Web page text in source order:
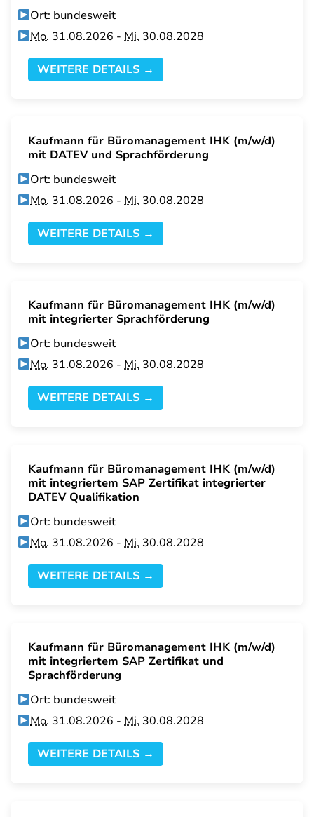
Ort: bundesweit
Mo. 31.08.2026 -Mi. 30.08.2028
WEITERE DETAILS →
Kaufmann für Büromanagement IHK (m/w/d)
mit DATEV und Sprachförderung
Ort: bundesweit
Mo. 31.08.2026 -Mi. 30.08.2028
WEITERE DETAILS →
Kaufmann für Büromanagement IHK (m/w/d)
mit integrierter Sprachförderung
Ort: bundesweit
Mo. 31.08.2026 -Mi. 30.08.2028
WEITERE DETAILS →
Kaufmann für Büromanagement IHK (m/w/d)
mit integriertem SAP Zertifikat integrierter
DATEV Qualifikation
Ort: bundesweit
Mo. 31.08.2026 -Mi. 30.08.2028
WEITERE DETAILS →
Kaufmann für Büromanagement IHK (m/w/d)
mit integriertem SAP Zertifikat und
Sprachförderung
Ort: bundesweit
Mo. 31.08.2026 -Mi. 30.08.2028
WEITERE DETAILS →